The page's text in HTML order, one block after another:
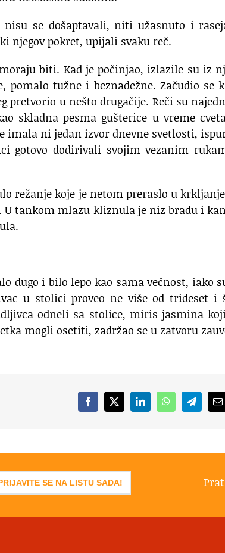
se došaptavali, niti užasnuto i
njegov pokret, upijali svaku reč.
biti. Kad je počinjao, izlazile su iz
pomalo tužne i beznadežne. Začudio se
u nešto drugačije. Reči su
skladna pesma gušterice u vreme
imala ni jedan izvor dnevne svetlosti,
gotovo dodirivali svojim vezanim
režanje koje je netom preraslo u
tankom mlazu kliznula je niz bradu i
dugo i bilo lepo kao sama večnost, iako
u stolici proveo ne više od trideset i
odneli sa stolice, miris jasmina
mogli osetiti, zadržao se u zatvoru
Facebook
X LinkedInWhatsAppTelegram
SE NA LISTU SADA!